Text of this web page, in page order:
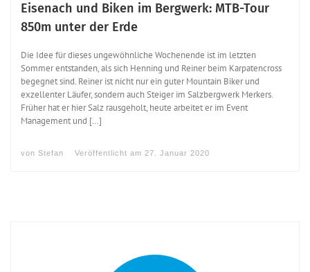
Eisenach und Biken im Bergwerk: MTB-Tour
850m unter der Erde
Die Idee für dieses ungewöhnliche Wochenende ist im letzten
Sommer entstanden, als sich Henning und Reiner beim Karpatencross
begegnet sind. Reiner ist nicht nur ein guter Mountain Biker und
exzellenter Läufer, sondern auch Steiger im Salzbergwerk Merkers.
Früher hat er hier Salz rausgeholt, heute arbeitet er im Event
Management und […]
von Stefan Veröffentlicht am 27. Januar 2020